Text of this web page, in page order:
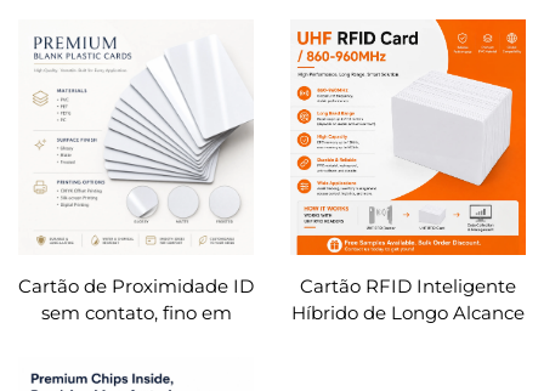
RFID Discoidal
Transparente, Etiqueta
RFID em PVC
Personalizada
PVC, Cartão de Admissão
NFC para Eventos,
Concertos e Festivais
Cartão de Proximidade ID
sem contato, fino em
Cartão RFID Inteligente
Híbrido de Longo Alcance